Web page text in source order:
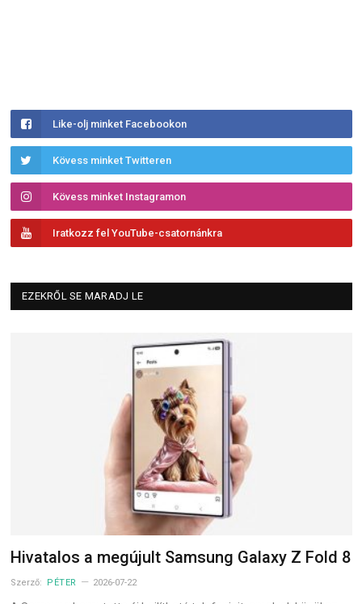
Like-olj minket Facebookon
Kövess minket Twitteren
Kövess minket Instagramon
Iratkozz fel YouTube-csatornánkra
EZEKRŐL SE MARADJ LE
Hivatalos a megújult Samsung Galaxy Z Fold 8
Szerző: PÉTER 2026-07-22